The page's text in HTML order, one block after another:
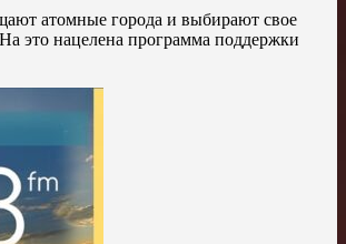
атомные города и выбирают свое
это нацелена программа поддержки